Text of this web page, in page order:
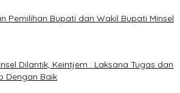
Pemilihan Bupati dan Wakil Bupati Minsel
Dilantik, Keintjem : Laksana Tugas dan
Dengan Baik